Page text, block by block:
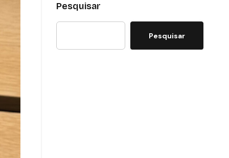
Pesquisar
Pesquisar